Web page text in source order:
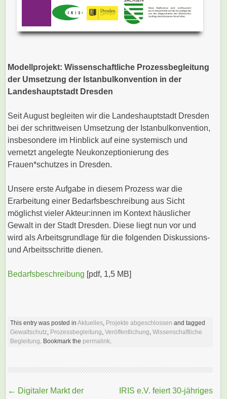
Modellprojekt: Wissenschaftliche Prozessbegleitung
der Umsetzung der Istanbulkonvention in der
Landeshauptstadt Dresden
Seit August begleiten wir die Landeshauptstadt Dresden
bei der schrittweisen Umsetzung der Istanbulkonvention,
insbesondere im Hinblick auf eine systemisch und
vernetzt angelegte Neukonzeptionierung des
Frauen*schutzes in Dresden.
Unsere erste Aufgabe in diesem Prozess war die
Erarbeitung einer Bedarfsbeschreibung aus Sicht
möglichst vieler Akteur:innen im Kontext häuslicher
Gewalt in der Stadt Dresden. Diese liegt nun vor und
wird als Arbeitsgrundlage für die folgenden Diskussions-
und Arbeitsschritte dienen.
Bedarfsbeschreibung [pdf, 1,5 MB]
This entry was posted inAktuelles, Projekte abgeschlossen and tagged
Gewaltschutz, Prozessbegleitung,Veröffentlichung,Wissenschaftliche
Begleitung. Bookmark the permalink.
Beitragsnavigation
← Digitaler Markt der
IRIS e.V. feiert 30-jähriges